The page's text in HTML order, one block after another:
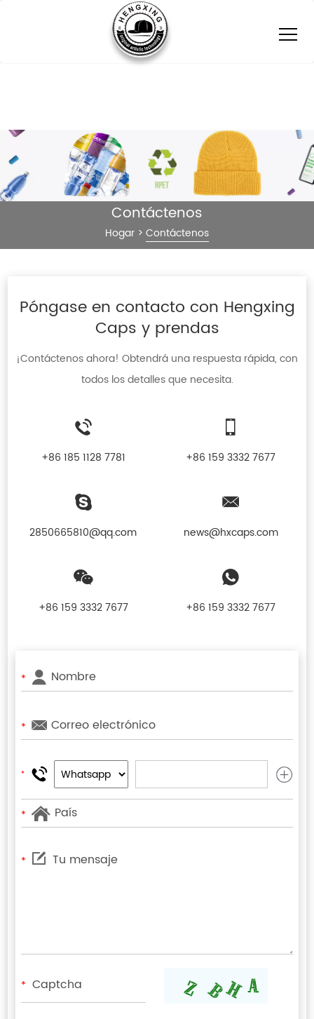
Contáctenos
Hogar > Contáctenos
Póngase en contacto con Hengxing
Caps y prendas
¡Contáctenos ahora! Obtendrá una respuesta rápida, con
todos los detalles que necesita.
+86 185 1128 7781 +86 159 3332 7677
2850665810@qq.com news@hxcaps.com
+86 159 3332 7677 +86 159 3332 7677
*
*
*
*
*
*